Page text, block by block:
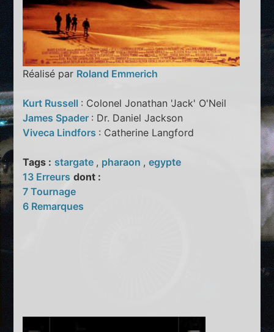
Réalisé par Roland Emmerich
Kurt Russell : Colonel Jonathan 'Jack' O'Neil
James Spader : Dr. Daniel Jackson
Viveca Lindfors : Catherine Langford
Tags : stargate , pharaon ,egypte
13 Erreurs dont :
7 Tournage
6 Remarques